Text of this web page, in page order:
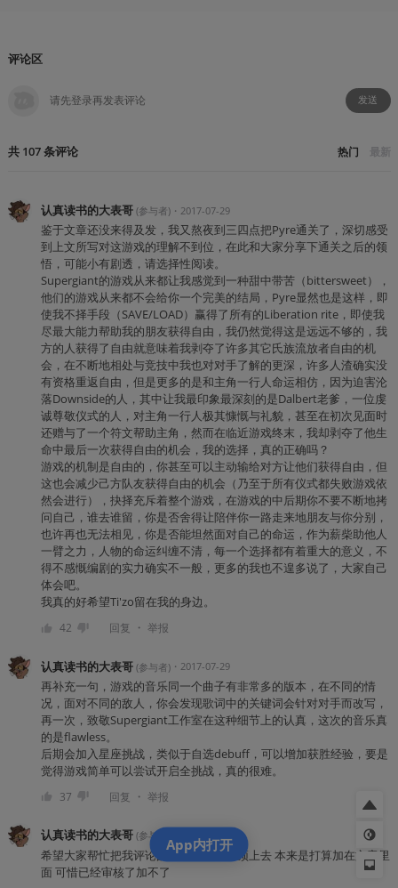
评论区
发送
共 107条评论 热门 最新
认真读书的大表哥 (参与者 )・ 2017-07-29
鉴于文章还没来得及发，我又熬夜到三四点把Pyre通关了，深切感受
到上文所写对这游戏的理解不到位，在此和大家分享下通关之后的领
悟，可能小有剧透，请选择性阅读。
Supergiant的游戏从来都让我感觉到一种甜中带苦（bittersweet），
他们的游戏从来都不会给你一个完美的结局，Pyre显然也是这样，即
使我不择手段（SAVE/LOAD）赢得了所有的Liberation rite，即使我
尽最大能力帮助我的朋友获得自由，我仍然觉得这是远远不够的，我
方的人获得了自由就意味着我剥夺了许多其它氏族流放者自由的机
会，在不断地相处与竞技中我也对对手了解的更深，许多人渣确实没
有资格重返自由，但是更多的是和主角一行人命运相仿，因为迫害沦
落Downside的人，其中让我最印象最深刻的是Dalbert老爹，一位虔
诚尊敬仪式的人，对主角一行人极其慷慨与礼貌，甚至在初次见面时
还赠与了一个符文帮助主角，然而在临近游戏终末，我却剥夺了他生
命中最后一次获得自由的机会，我的选择，真的正确吗？
游戏的机制是自由的，你甚至可以主动输给对方让他们获得自由，但
这也会减少己方队友获得自由的机会（乃至于所有仪式都失败游戏依
然会进行），抉择充斥着整个游戏，在游戏的中后期你不要不断地拷
问自己，谁去谁留，你是否舍得让陪伴你一路走来地朋友与你分别，
也许再也无法相见，你是否能坦然面对自己的命运，作为薪柴助他人
一臂之力，人物的命运纠缠不清，每一个选择都有着重大的意义，不
得不感慨编剧的实力确实不一般，更多的我也不遑多说了，大家自己
体会吧。
我真的好希望Ti'zo留在我的身边。
42 回复 ・ 举报
认真读书的大表哥 (参与者 )・ 2017-07-29
再补充一句，游戏的音乐同一个曲子有非常多的版本，在不同的情
况，面对不同的敌人，你会发现歌词中的关键词会针对对手而改写，
再一次，致敬Supergiant工作室在这种细节上的认真，这次的音乐真
的是flawless。
后期会加入星座挑战，类似于自选debuff，可以增加获胜经验，要是
觉得游戏简单可以尝试开启全挑战，真的很难。
37 回复 ・ 举报
认真读书的大表哥 (参与者
希望大家帮忙把我评论的两条补充内容顶上去 本来是打算加在文章里
面 可惜已经审核了加不了
App内打开